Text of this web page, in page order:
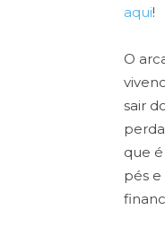
aqui!
O
sair
que
pés